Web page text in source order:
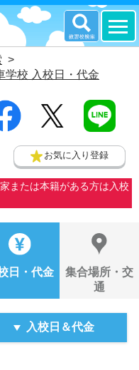
>
学校 入校日・代金
お気に入り登録
または本籍がある方は入校
日・代金
集合場所・交
通
入校日＆代金